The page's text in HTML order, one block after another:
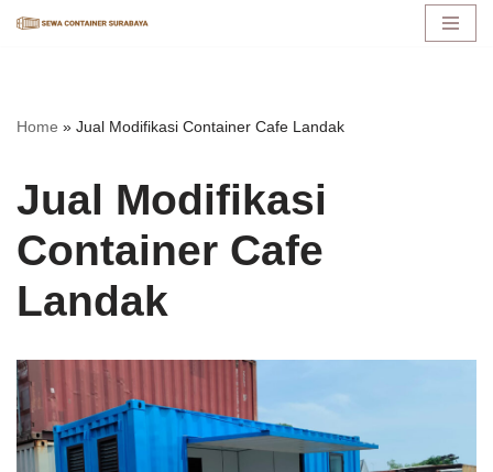
konten
Home » Jual Modifikasi Container Cafe Landak
Jual Modifikasi
Container Cafe
Landak